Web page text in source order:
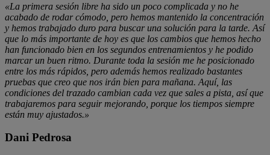
«La primera sesión libre ha sido un poco complicada y no he
acabado de rodar cómodo, pero hemos mantenido la concentración
y hemos trabajado duro para buscar una solución para la tarde. Así
que lo más importante de hoy es que los cambios que hemos hecho
han funcionado bien en los segundos entrenamientos y he podido
marcar un buen ritmo. Durante toda la sesión me he posicionado
entre los más rápidos, pero además hemos realizado bastantes
pruebas que creo que nos irán bien para mañana. Aquí, las
condiciones del trazado cambian cada vez que sales a pista, así que
trabajaremos para seguir mejorando, porque los tiempos siempre
están muy ajustados.»
Dani Pedrosa